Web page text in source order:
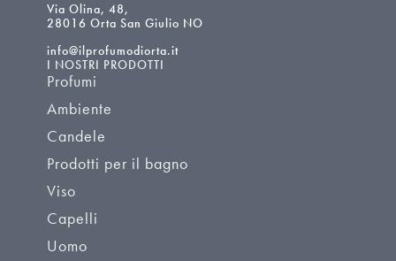
Via Olina, 48,
28016 Orta San Giulio NO
info@ilprofumodiorta.it
I NOSTRI PRODOTTI
Profumi
Ambiente
Candele
Prodotti per il bagno
Viso
Capelli
Uomo